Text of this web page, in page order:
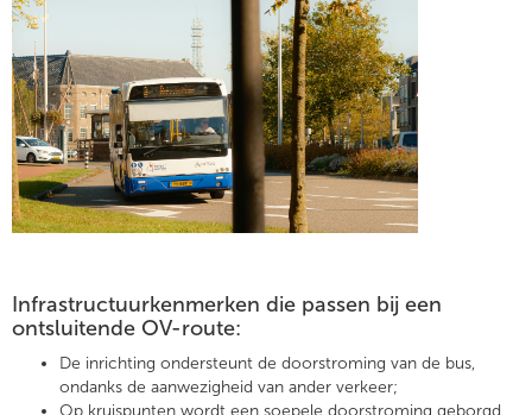
Infrastructuurkenmerken die passen bij een
ontsluitende OV-route:
De inrichting ondersteunt de doorstroming van de bus,
ondanks de aanwezigheid van ander verkeer;
Op kruispunten wordt een soepele doorstroming geborgd